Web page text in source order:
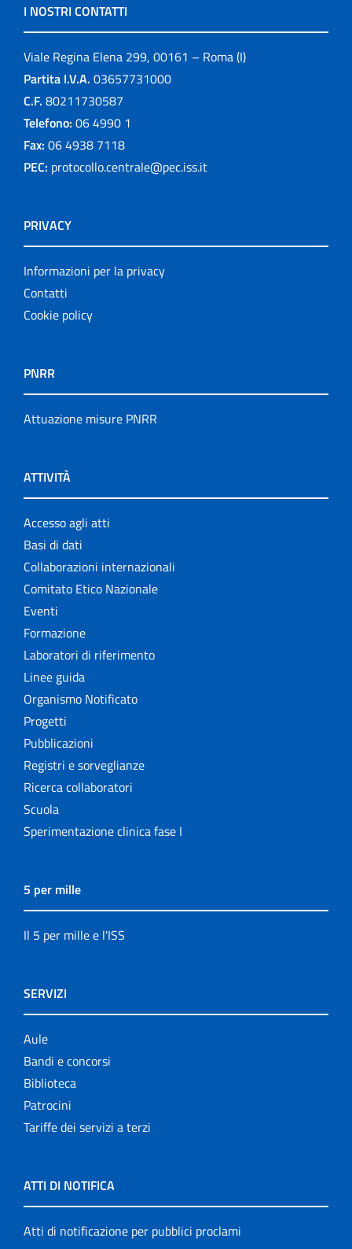
I NOSTRI CONTATTI
Viale Regina Elena 299, 00161 – Roma (I)
Partita I.V.A. 03657731000
C.F. 80211730587
Telefono: 06 4990 1
Fax: 06 4938 7118
PEC: protocollo.centrale@pec.iss.it
PRIVACY
Informazioni per la privacy
Contatti
Cookie policy
PNRR
Attuazione misure PNRR
ATTIVITÀ
Accesso agli atti
Basi di dati
Collaborazioni internazionali
Comitato Etico Nazionale
Eventi
Formazione
Laboratori di riferimento
Linee guida
Organismo Notificato
Progetti
Pubblicazioni
Registri e sorveglianze
Ricerca collaboratori
Scuola
Sperimentazione clinica fase I
5 per mille
Il 5 per mille e l'ISS
SERVIZI
Aule
Bandi e concorsi
Biblioteca
Patrocini
Tariffe dei servizi a terzi
ATTI DI NOTIFICA
Atti di notificazione per pubblici proclami